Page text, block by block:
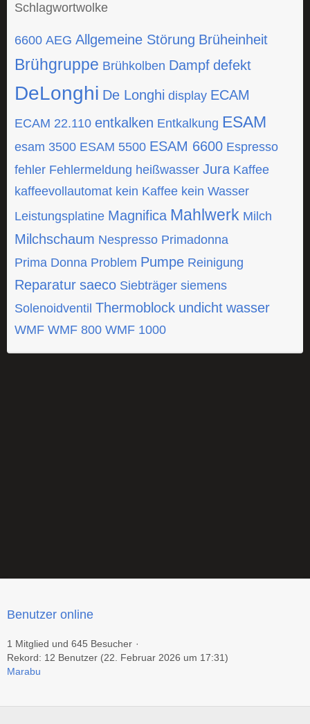
Schlagwortwolke
6600 AEG Allgemeine Störung Brüheinheit
Brühgruppe Brühkolben Dampf defekt
DeLonghi De Longhi display ECAM
ECAM 22.110 entkalken Entkalkung ESAM
esam 3500 ESAM 5500 ESAM 6600 Espresso
fehler Fehlermeldung heißwasser Jura Kaffee
kaffeevollautomat kein Kaffee kein Wasser
Leistungsplatine Magnifica Mahlwerk Milch
Milchschaum Nespresso Primadonna
Prima Donna Problem Pumpe Reinigung
Reparatur saeco Siebträger siemens
Solenoidventil Thermoblock undicht wasser
WMF WMF 800 WMF 1000
Benutzer online
1 Mitglied und 645 Besucher
Rekord: 12 Benutzer (22. Februar 2026 um 17:31)
Marabu